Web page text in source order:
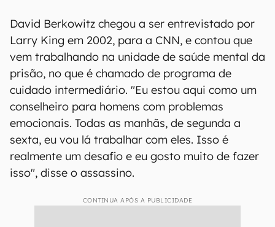
David Berkowitz chegou a ser entrevistado por
Larry King em 2002, para a CNN, e contou que
vem trabalhando na unidade de saúde mental da
prisão, no que é chamado de programa de
cuidado intermediário. "Eu estou aqui como um
conselheiro para homens com problemas
emocionais. Todas as manhãs, de segunda a
sexta, eu vou lá trabalhar com eles. Isso é
realmente um desafio e eu gosto muito de fazer
isso", disse o assassino.
CONTINUA APÓS A PUBLICIDADE